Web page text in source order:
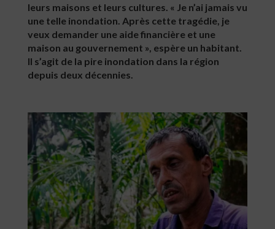
leurs maisons et leurs cultures. « Je n’ai jamais vu
une telle inondation. Après cette tragédie, je
veux demander une aide financière et une
maison au gouvernement », espère un habitant.
Il s’agit de la pire inondation dans la région
depuis deux décennies.